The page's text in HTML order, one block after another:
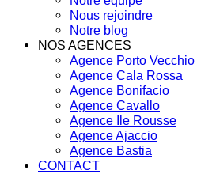
Nous rejoindre
Notre blog
NOS AGENCES
Agence Porto Vecchio
Agence Cala Rossa
Agence Bonifacio
Agence Cavallo
Agence Ile Rousse
Agence Ajaccio
Agence Bastia
CONTACT